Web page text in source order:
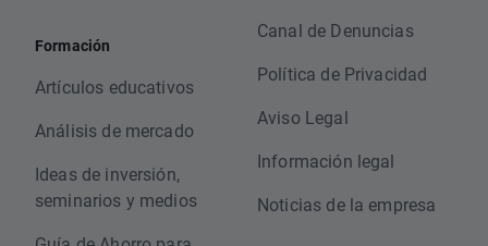
Formación
Artículos educativos
Análisis de mercado
Ideas de inversión,
seminarios y medios
Canal de Denuncias
Política de Privacidad
Aviso Legal
Información legal
Noticias de la empresa